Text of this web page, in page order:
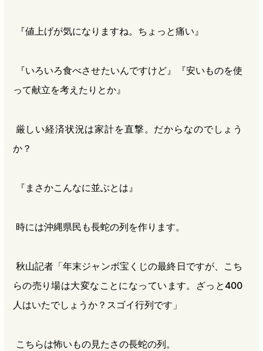
『値上げが気になりますね。ちょっと痛い』
『いろいろ食べさせたいんですけど』『安いものを使
って献立を考えたりとか』
厳しい経済状況は家計を直撃。だからなのでしょう
か？
『まさかこんなに並ぶとは』
時には沖縄県民も長蛇の列を作ります。
秋山記者「年末ジャンボ宝くじの最終日ですが、こち
らの売り場は大変なことになっています。ざっと400
人はいたでしょうか？スゴイ行列です」
こちらは怖いもの見たさの長蛇の列。